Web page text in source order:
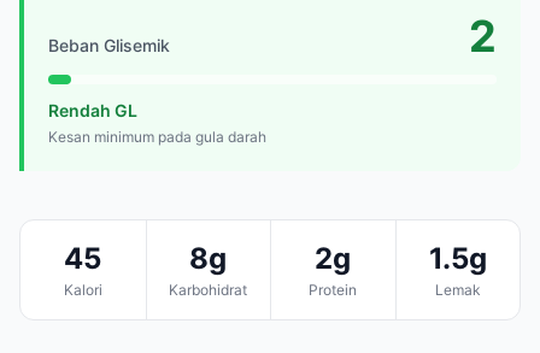
Beban Glisemik 2
Rendah GL
Kesan minimum pada gula darah
45
Kalori
8g
Karbohidrat
2g
Protein
1.5g
Lemak